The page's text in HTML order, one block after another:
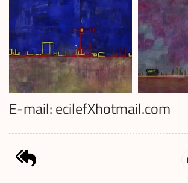
E-mail: ecilefXhotmail.com